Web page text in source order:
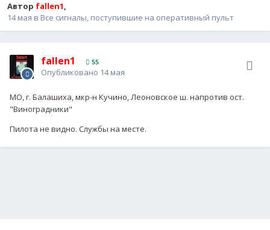
Автор fallen1,
14 мая в Все сигналы, поступившие на оперативный пульт
fallen1 55
Опубликовано 14 мая
МО, г. Балашиха, мкр-н Кучино, Леоновское ш. напротив ост.
"Виноградники"
Пилота не видно. Службы на месте.